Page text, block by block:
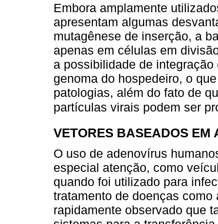
Embora amplamente
apresentam algumas
mutagênese de inserção, a
apenas em células em
a possibilidade de
genoma do hospedeiro, o
patologias, além do fato de
partículas virais podem ser
VETORES BASEADOS EM
O uso de adenovírus
especial atenção, como
quando foi utilizado para
tratamento de doenças
rapidamente observado que